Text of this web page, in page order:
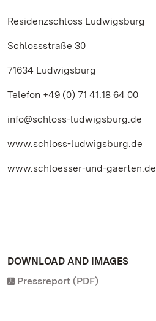
Residenzschloss Ludwigsburg
Schlossstraße 30
71634 Ludwigsburg
Telefon +49 (0) 71 41.18 64 00
info@schloss-ludwigsburg.de
www.schloss-ludwigsburg.de
www.schloesser-und-gaerten.de
DOWNLOAD AND IMAGES
Pressreport (PDF)